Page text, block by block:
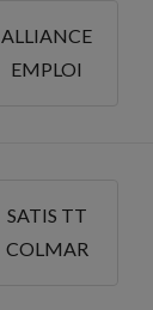
ALLIANCE
EMPLOI
SATIS TT
COLMAR